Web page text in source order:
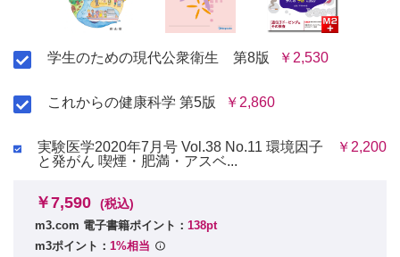
C．身体障害
1．身体障害の実態
D．心身障害
9章 環境の衛生
2．体温調節と空気
B．放射線・音
2．電離放射線
C．住居環境
1．採光と照明
2．児童・生徒に多い病気
3．慢性疾患と学校生活
4．最近の特徴
C．思春期から青年期の健康
2．事故と自殺
4．喫煙
5．アルコール
6章 成人期の保健
A．生活習慣病による死亡の動き
B．がん
学生のための現代公衆衛生 第8版 ￥2,530
これからの健康科学 第5版 ￥2,860
実験医学2020年7月号 Vol.38 No.11 環境因子
と発がん 喫煙・肥満・アスベ...
￥2,200
￥7,590 (税込)
m3.com 電子書籍ポイント： 138pt
m3ポイント： 1%相当